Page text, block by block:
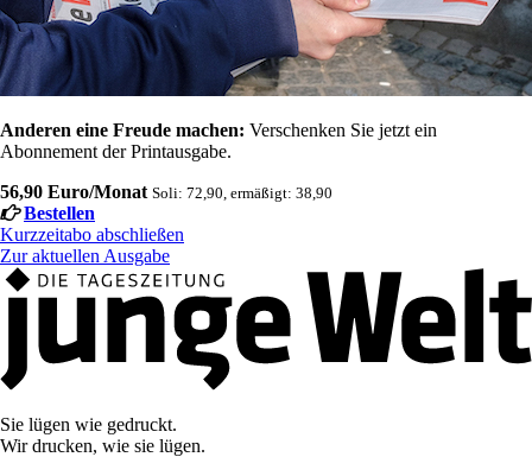
Anderen eine Freude machen: Verschenken Sie jetzt ein
Abonnement der Printausgabe.
56,90 Euro/Monat Soli: 72,90, ermäßigt: 38,90
Bestellen
Kurzzeitabo abschließen
Zur aktuellen Ausgabe
Sie lügen wie gedruckt.
Wir drucken, wie sie lügen.